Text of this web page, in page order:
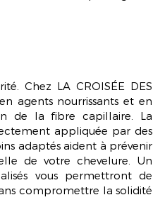
Chez LA CROISÉE DES
agents nourrissants et en
de la fibre capillaire. La
appliquée par des
adaptés aident à prévenir
de votre chevelure. Un
vous permettront de
compromettre la solidité